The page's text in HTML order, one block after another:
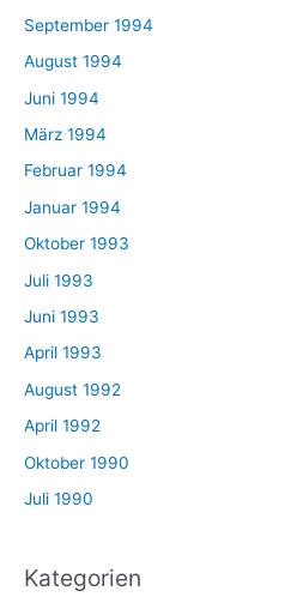
September 1994
August 1994
Juni 1994
März 1994
Februar 1994
Januar 1994
Oktober 1993
Juli 1993
Juni 1993
April 1993
August 1992
April 1992
Oktober 1990
Juli 1990
Kategorien